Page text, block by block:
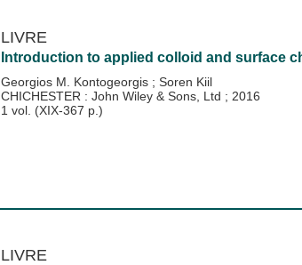
LIVRE
Introduction to applied colloid and surface
Georgios M. Kontogeorgis ; Soren Kiil
CHICHESTER : John Wiley & Sons, Ltd ; 2016
1 vol. (XIX-367 p.)
LIVRE